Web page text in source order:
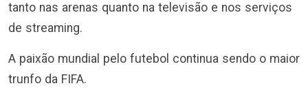
tanto nas arenas quanto na televisão e nos serviços
de streaming.
A paixão mundial pelo futebol continua sendo o maior
trunfo da FIFA.